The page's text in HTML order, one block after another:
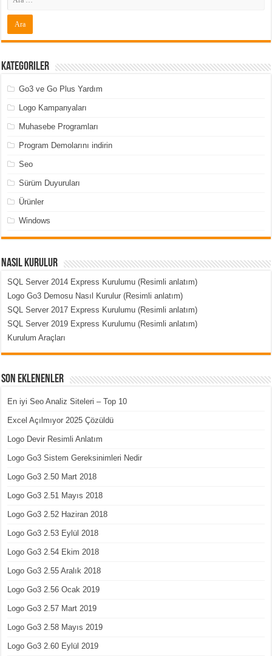
Kategoriler
Go3 ve Go Plus Yardım
Logo Kampanyaları
Muhasebe Programları
Program Demolarını indirin
Seo
Sürüm Duyuruları
Ürünler
Windows
Nasıl Kurulur
SQL Server 2014 Express Kurulumu (Resimli anlatım)
Logo Go3 Demosu Nasıl Kurulur (Resimli anlatım)
SQL Server 2017 Express Kurulumu (Resimli anlatım)
SQL Server 2019 Express Kurulumu (Resimli anlatım)
Kurulum Araçları
Son Eklenenler
En iyi Seo Analiz Siteleri – Top 10
Excel Açılmıyor 2025 Çözüldü
Logo Devir Resimli Anlatım
Logo Go3 Sistem Gereksinimleri Nedir
Logo Go3 2.50 Mart 2018
Logo Go3 2.51 Mayıs 2018
Logo Go3 2.52 Haziran 2018
Logo Go3 2.53 Eylül 2018
Logo Go3 2.54 Ekim 2018
Logo Go3 2.55 Aralık 2018
Logo Go3 2.56 Ocak 2019
Logo Go3 2.57 Mart 2019
Logo Go3 2.58 Mayıs 2019
Logo Go3 2.60 Eylül 2019